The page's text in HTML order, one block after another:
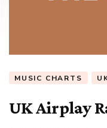
MUSIC CHARTS
UK Airplay